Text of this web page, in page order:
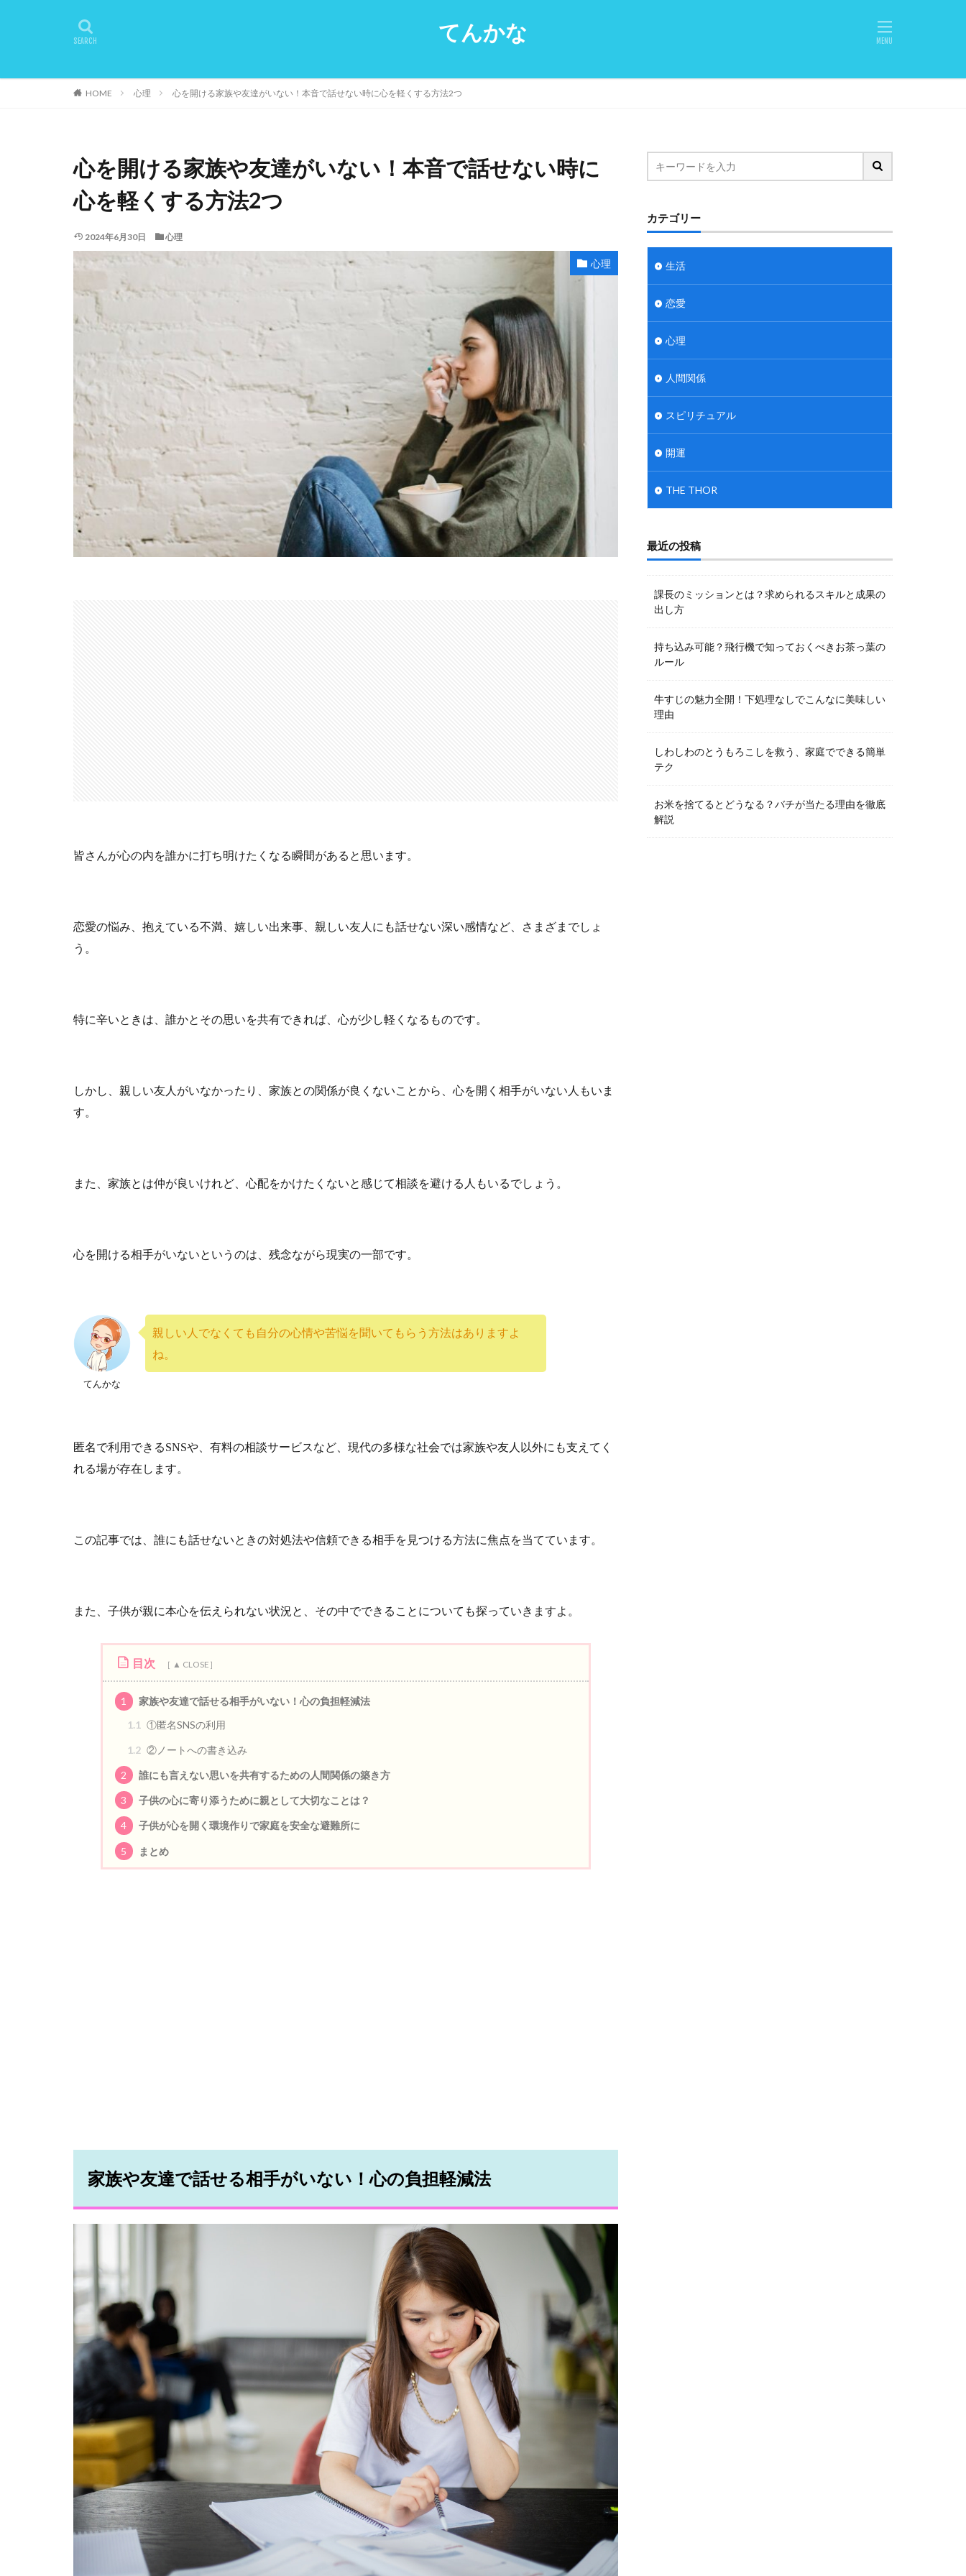
てんかな
HOME 心理 心を開ける家族や友達がいない！本音で話せない時に心を軽くする方法2つ
心を開ける家族や友達がいない！本音で話せない時に
心を軽くする方法2つ
2024年6月30日 心理
心理
皆さんが心の内を誰かに打ち明けたくなる瞬間があると思います。
恋愛の悩み、抱えている不満、嬉しい出来事、親しい友人にも話せない深い感情など、さまざまでしょ
う。
特に辛いときは、誰かとその思いを共有できれば、心が少し軽くなるものです。
しかし、親しい友人がいなかったり、家族との関係が良くないことから、心を開く相手がいない人もいま
す。
また、家族とは仲が良いけれど、心配をかけたくないと感じて相談を避ける人もいるでしょう。
心を開ける相手がいないというのは、残念ながら現実の一部です。
てんかな
親しい人でなくても自分の心情や苦悩を聞いてもらう方法はありますよ
ね。
匿名で利用できるSNSや、有料の相談サービスなど、現代の多様な社会では家族や友人以外にも支えてく
れる場が存在します。
この記事では、誰にも話せないときの対処法や信頼できる相手を見つける方法に焦点を当てています。
また、子供が親に本心を伝えられない状況と、その中でできることについても探っていきますよ。
目次
1
家族や友達で話せる相手がいない！心の負担軽減法
1.1 ①匿名SNSの利用
1.2 ②ノートへの書き込み
2 誰にも言えない思いを共有するための人間関係の築き方
3 子供の心に寄り添うために親として大切なことは？
4 子供が心を開く環境作りで家庭を安全な避難所に
5 まとめ
家族や友達で話せる相手がいない！心の負担軽減法
カテゴリー
生活
恋愛
心理
人間関係
スピリチュアル
開運
THE THOR
最近の投稿
課長のミッションとは？求められるスキルと成果の
出し方
持ち込み可能？飛行機で知っておくべきお茶っ葉の
ルール
牛すじの魅力全開！下処理なしでこんなに美味しい
理由
しわしわのとうもろこしを救う、家庭でできる簡単
テク
お米を捨てるとどうなる？バチが当たる理由を徹底
解説